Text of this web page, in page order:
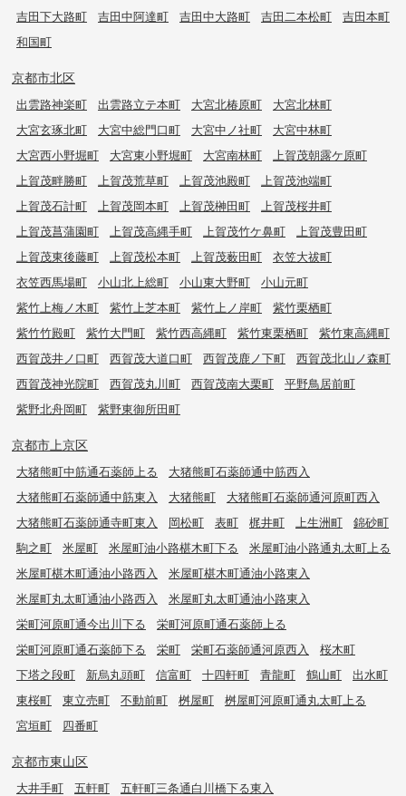
吉田下大路町
吉田中阿達町 吉田中大路町 吉田二本松町
吉田本町
和国町
京都市北区
出雲路神楽町 出雲路立テ本町 大宮北椿原町
大宮北林町
大宮玄琢北町
大宮中総門口町 大宮中ノ社町
大宮中林町
大宮西小野堀町
大宮東小野堀町 大宮南林町
上賀茂朝露ケ原町
上賀茂畔勝町
上賀茂荒草町 上賀茂池殿町
上賀茂池端町
上賀茂石計町
上賀茂岡本町 上賀茂榊田町
上賀茂桜井町
上賀茂菖蒲園町
上賀茂高縄手町 上賀茂竹ケ鼻町
上賀茂豊田町
上賀茂東後藤町
上賀茂松本町 上賀茂薮田町
衣笠大祓町
衣笠西馬場町
小山北上総町 小山東大野町
小山元町
紫竹上梅ノ木町
紫竹上芝本町 紫竹上ノ岸町
紫竹栗栖町
紫竹竹殿町
紫竹大門町 紫竹西高縄町 紫竹東栗栖町
紫竹東高縄町
西賀茂井ノ口町
西賀茂大道口町 西賀茂鹿ノ下町
西賀茂北山ノ森町
西賀茂神光院町
西賀茂丸川町 西賀茂南大栗町
平野鳥居前町
紫野北舟岡町
紫野東御所田町
京都市上京区
大猪熊町中筋通石薬師上る
大猪熊町石薬師通中筋西入
大猪熊町石薬師通中筋東入
大猪熊町
大猪熊町石薬師通河原町西入
大猪熊町石薬師通寺町東入
岡松町 表町 梶井町 上生洲町
錦砂町
駒之町
米屋町 米屋町油小路椹木町下る
米屋町油小路通丸太町上る
米屋町椹木町通油小路西入
米屋町椹木町通油小路東入
米屋町丸太町通油小路西入
米屋町丸太町通油小路東入
栄町河原町通今出川下る
栄町河原町通石薬師上る
栄町河原町通石薬師下る
栄町 栄町石薬師通河原西入
桜木町
下塔之段町
新烏丸頭町 信富町 十四軒町 青龍町 鶴山町
出水町
東桜町
東立売町 不動前町 桝屋町
桝屋町河原町通丸太町上る
宮垣町
四番町
京都市東山区
大井手町 五軒町
五軒町三条通白川橋下る東入